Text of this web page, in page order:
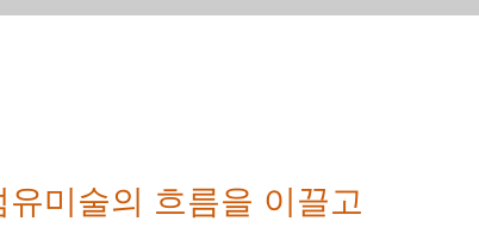
미술의 흐름을 이끌고